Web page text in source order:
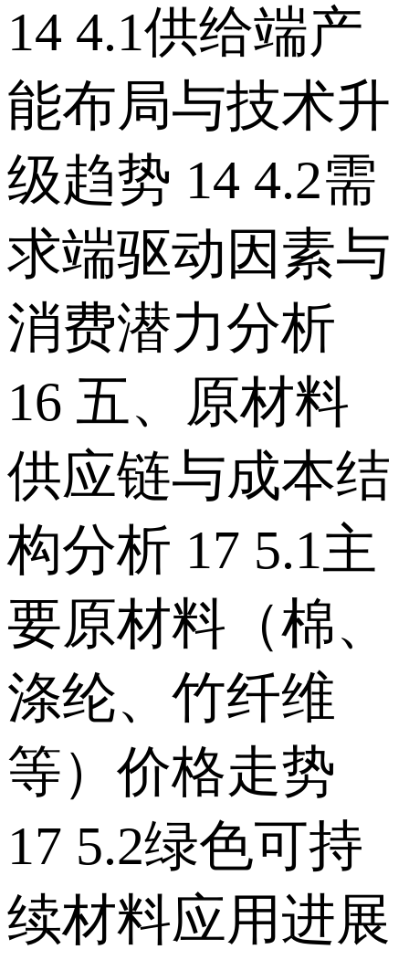
14 4.1供给端产
能布局与技术升
级趋势 14 4.2需
求端驱动因素与
消费潜力分析
16 五、原材料
供应链与成本结
构分析 17 5.1主
要原材料（棉、
涤纶、竹纤维
等）价格走势
17 5.2绿色可持
续材料应用进展